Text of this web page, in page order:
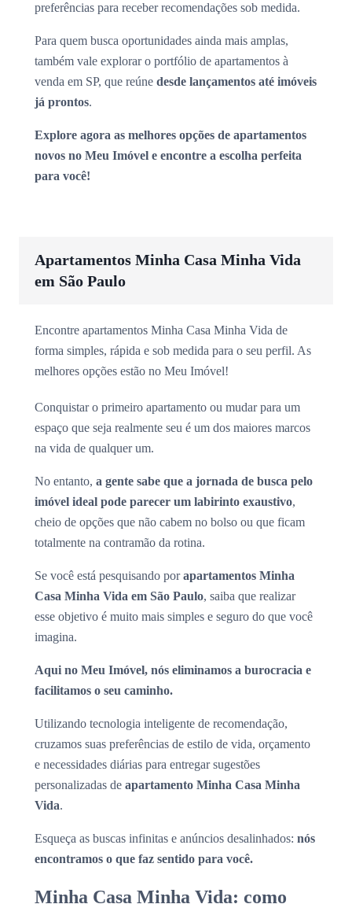
preferências para receber recomendações sob medida.
Para quem busca oportunidades ainda mais amplas,
também vale explorar o portfólio de apartamentos à
venda em SP, que reúne desde lançamentos até imóveis
já prontos.
Explore agora as melhores opções de apartamentos
novos no Meu Imóvel e encontre a escolha perfeita
para você!
Apartamentos Minha Casa Minha Vida
em São Paulo
Encontre apartamentos Minha Casa Minha Vida de
forma simples, rápida e sob medida para o seu perfil. As
melhores opções estão no Meu Imóvel!
Conquistar o primeiro apartamento ou mudar para um
espaço que seja realmente seu é um dos maiores marcos
na vida de qualquer um.
No entanto, a gente sabe que a jornada de busca pelo
imóvel ideal pode parecer um labirinto exaustivo,
cheio de opções que não cabem no bolso ou que ficam
totalmente na contramão da rotina.
Se você está pesquisando porapartamentos Minha
Casa Minha Vida em São Paulo, saiba que realizar
esse objetivo é muito mais simples e seguro do que você
imagina.
Aqui no Meu Imóvel, nós eliminamos a burocracia e
facilitamos o seu caminho.
Utilizando tecnologia inteligente de recomendação,
cruzamos suas preferências de estilo de vida, orçamento
e necessidades diárias para entregar sugestões
personalizadas de apartamento Minha Casa Minha
Vida.
Esqueça as buscas infinitas e anúncios desalinhados: nós
encontramos o que faz sentido para você.
Minha Casa Minha Vida: como